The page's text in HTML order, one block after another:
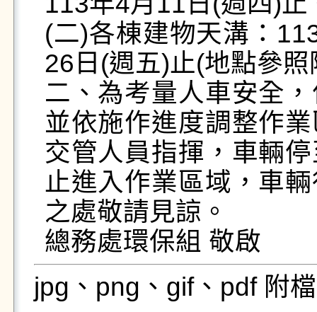
(二)各棟建物天溝：
26日(週五)止(地點參
二、為考量人車安全
並依施作進度調整作
交管人員指揮，車輛
止進入作業區域，車
之處敬請見諒。
總務處環保組 敬啟
jpg、png、gif、pdf 附